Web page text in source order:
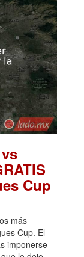
Cup
más
Cup. El
imponerse